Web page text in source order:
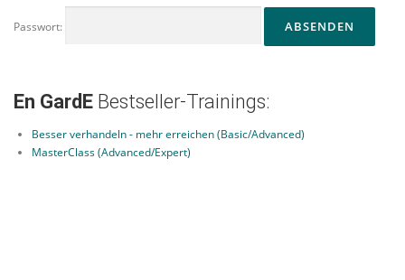
Passwort:
En GardE Bestseller-Trainings:
Besser verhandeln - mehr erreichen (Basic/Advanced)
MasterClass (Advanced/Expert)